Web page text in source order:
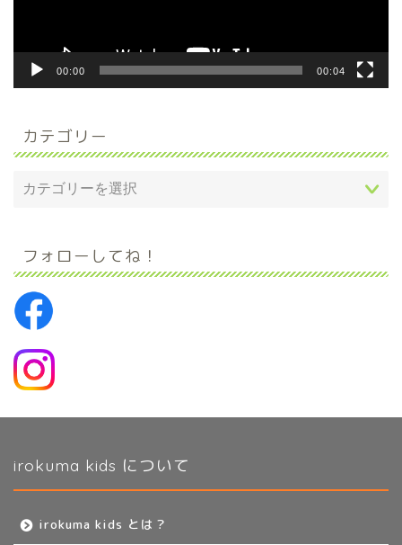
00:00 00:04
カテゴリー
フォローしてね！
irokuma kids について
irokuma kids とは？